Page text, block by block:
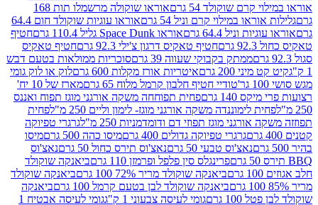
קרם שוקולד 54 גרם
אוראו שוקולה מרשמלו תות 168
במילוי קרם וניל 54 גרם
אוראו עוגיות שוקולד חום 64.4
וניל 64.4 גרם
אוראו Space Dunk גליל 110.4 גרם
חטיף
חטיף טאקיס דרגון צ'ילי 92.3 גרם
חטיף טאקיס
ממתק בקבוקי שעווה 39 גרם
סוכריות ממולאות בטעם דבש
200 גרם
איטריות אורז מקלות 600 גרם
לוק או לוק גומי
טודיי חטיף חלבון קרמל מלוח 65 גרם
מארז של 10 יח'
140 גרם
פחית תפוחחה משקה אורגני מוגז תפוח ואננס
לימוננדה משקה אורגני מוגז- לימון וליים 250 מ"ל
פחית
מוגז תפוזי דם ודומדמניות 250 מ"ל
גרגרי טפיוקה
גרגרי טפיוקה גדולים 400 גרם
מיסו כהה 500 גרם
מיסו
נאצ'וס טבעי 50 גרם
נאצ'וס תירס כחול 50 גרם
נאצ'וס
פרינגלס סין פלפל ופרמזן 110 גרם
ביאנקה שוקולד
ביאנקה שוקולד מריר 72% 100 גרם
ביאנקה שוקולד
ביאנקה שוקולד לבן בטעם קרמל 100 גרם
ביאנקה
גרם
גומי לעיסה צבעוני 1 ק"ג גומי לעיסה אבטיח 1